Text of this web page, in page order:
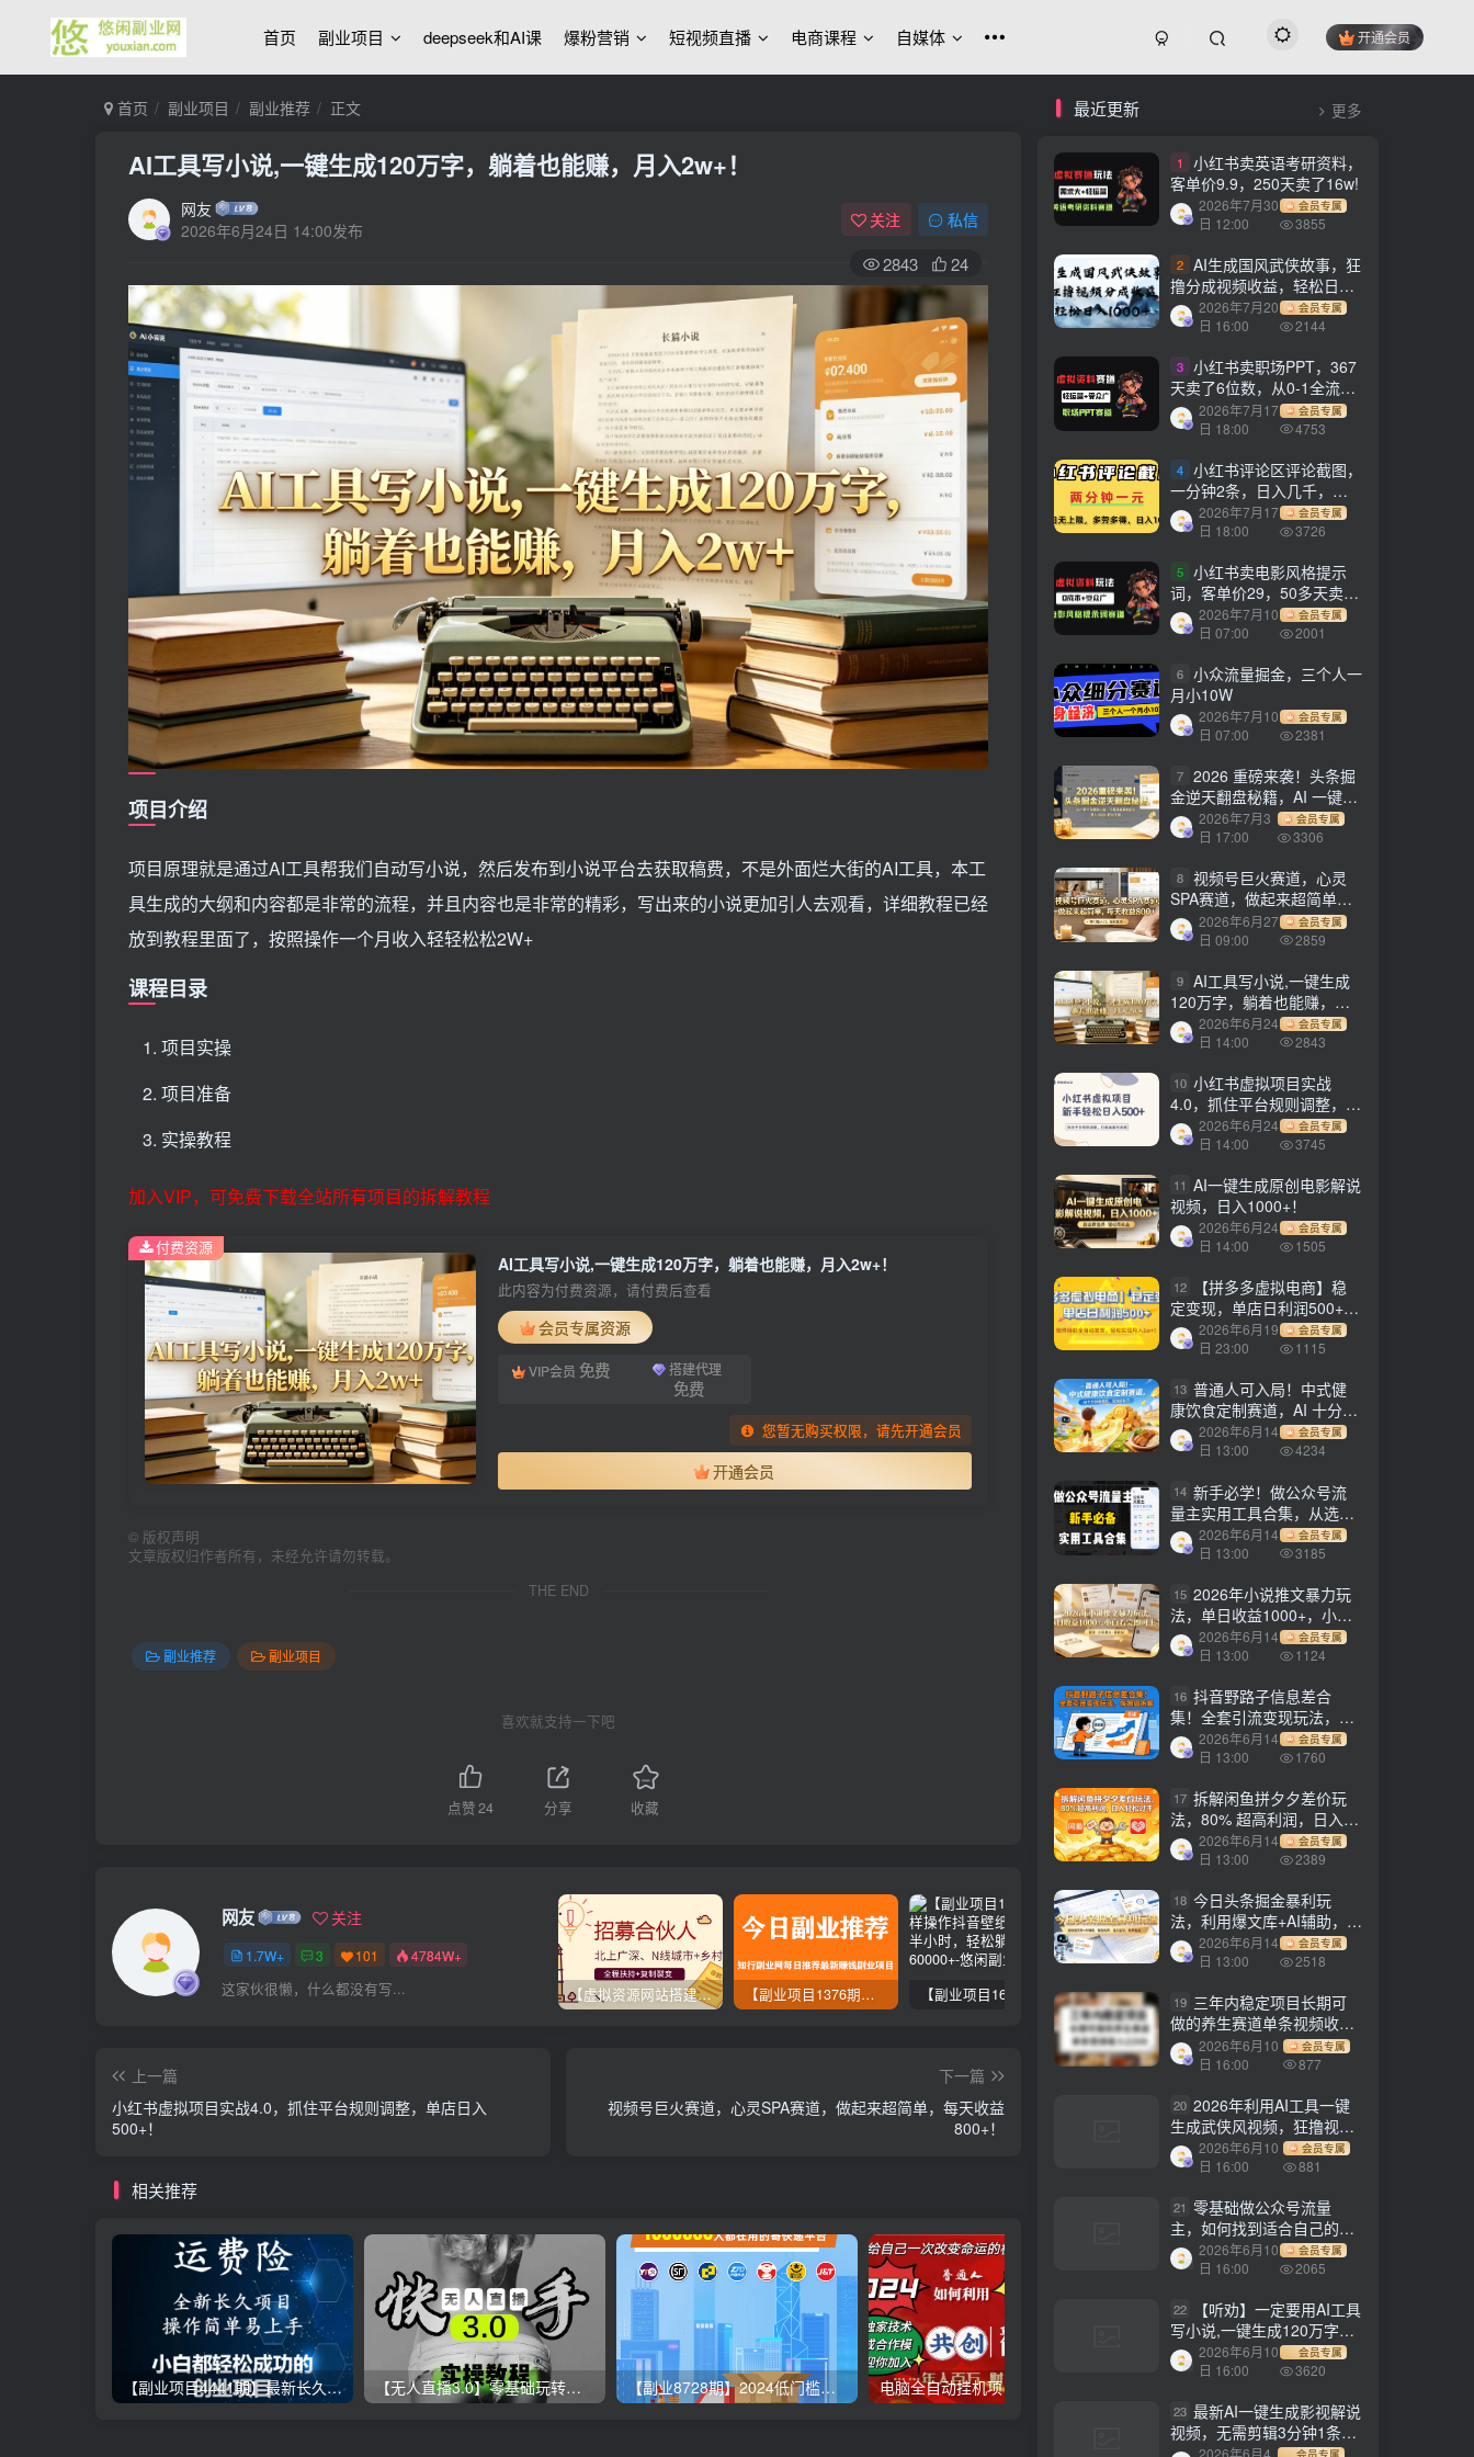
首页 副业项目 deepseek和AI课 爆粉营销 短视频直播 电商课程 自媒体 开通会员
首页 副业项目 副业推荐 正文
AI工具写小说,一键生成120万字，躺着也能赚，月入2w+！
网友
2026年6月24日 14:00发布
关注 私信
2843 24
项目介绍
项目原理就是通过AI工具帮我们自动写小说，然后发布到小说平台去获取稿费，不是外面烂大街的AI工具，本工
具生成的大纲和内容都是非常的流程，并且内容也是非常的精彩，写出来的小说更加引人去观看，详细教程已经
放到教程里面了，按照操作一个月收入轻轻松松2W+
课程目录
项目实操
项目准备
实操教程
加入VIP，可免费下载全站所有项目的拆解教程
AI工具写小说,一键生成120万字，躺着也能赚，月入2w+！
此内容为付费资源，请付费后查看
会员专属资源
VIP会员 免费 搭建代理
免费
您暂无购买权限，请先开通会员
开通会员
付费资源
© 版权声明
文章版权归作者所有，未经允许请勿转载。
THE END
副业推荐 副业项目
喜欢就支持一下吧
点赞24 分享 收藏
网友 关注
1.7W+ 3 101 4784W+
这家伙很懒，什么都没有写... 【虚拟资源网站搭建服务】加盟本站系统，做一个和本站一样的独立网站，躺赚的项目 【副业项目1376期】龟课最新闲鱼项目玩法实战教程_全新升级月收益几千到几万 【副业项目4441期】最新长久稳定暴利项目，运费险全新玩法，日赚1000（包含详细教程，全程指导）
上一篇
小红书虚拟项目实战4.0，抓住平台规则调整，单店日入
500+！
下一篇
视频号巨火赛道，心灵SPA赛道，做起来超简单，每天收益
800+！
相关推荐
【副业项目4441期】最新长久稳定暴利项目，运费险全新玩法，日赚1000（包含详细教程，全程指导） 【无人直播3.0】零基础玩转男粉快手无人直播日产1000+，稳狠猛，2023男粉落地项目实操教程 【副业8728期】2024低门槛副业风口快递CPS，月收入过万的项目
最近更新 更多
1
小红书卖英语考研资料，
客单价9.9，250天卖了16w!
2026年7月30
日 12:00
会员专属
3855
2 AI生成国风武侠故事，狂
撸分成视频收益，轻松日入
1000+【可多平台分发】！
2026年7月20
日 16:00
会员专属
2144
3 小红书卖职场PPT，367
天卖了6位数，从0-1全流程
讲解2026年7月17
日 18:00
会员专属
4753
4 小红书评论区评论截图，
一分钟2条，日入几千，多
劳多得!2026年7月17
日 18:00
会员专属
3726
5 小红书卖电影风格提示
词，客单价29，50多天卖了
790单，小白直接抄作业！
2026年7月10
日 07:00
会员专属
2001
6 小众流量掘金，三个人一
月小10W
2026年7月10
日 07:00
会员专属
2381
7 2026 重磅来袭！头条掘
金逆天翻盘秘籍，AI 一键打
造爆款内容，只需简单复制
粘贴，日入 1000 + 轻松实
2026年7月3
日 17:00
会员专属
3306
8 视频号巨火赛道，心灵
SPA赛道，做起来超简单，
每天收益800+！
2026年6月27
日 09:00
会员专属
2859
9 AI工具写小说,一键生成
120万字，躺着也能赚，月
入2w+！2026年6月24
日 14:00
会员专属
2843
10 小红书虚拟项目实战
4.0，抓住平台规则调整，单
店日入500+！
2026年6月24
日 14:00
会员专属
3745
11 AI一键生成原创电影解说
视频，日入1000+！
2026年6月24
日 14:00
会员专属
1505
12
【拼多多虚拟电商】稳
定变现，单店日利润500+，
软件挂机全自动发货，轻松
实现月入1w+！
2026年6月19
日 23:00
会员专属
1115
13 普通人可入局！中式健
康饮食定制赛道，AI 十分钟
做爆款，变现超给力
2026年6月14
日 13:00
会员专属
4234
14 新手必学！做公众号流
量主实用工具合集，从选题
到变现，一篇搞定（新手必
备）
2026年6月14
日 13:00
会员专属
3185
15 2026年小说推文暴力玩
法，单日收益1000+，小白
看完即可上手
2026年6月14
日 13:00
会员专属
1124
16 抖音野路子信息差合
集！全套引流变现玩法，保
姆级拆解
2026年6月14
日 13:00
会员专属
1760
17 拆解闲鱼拼夕夕差价玩
法，80% 超高利润，日入轻
松过千2026年6月14
日 13:00
会员专属
2389
18 今日头条掘金暴利玩
法，利用爆文库+AI辅助，轻
松矩阵、当天起号，简单粗
暴，日入1000+
2026年6月14
日 13:00
会员专属
2518
19 三年内稳定项目长期可
做的养生赛道单条视频收入
22002026年6月10
日 16:00
会员专属
877
20 2026年利用AI工具一键
生成武侠风视频，狂撸视频
号分成计划收益，原创度
高，画面好看，轻松日入
2026年6月10
日 16:00
会员专属
881
21 零基础做公众号流量
主，如何找到适合自己的赛
道
2026年6月10
日 16:00
会员专属
2065
22
【听劝】一定要用AI工具
写小说,一键生成120万字，
躺着也能赚，月入2w+
2026年6月10
日 16:00
会员专属
3620
23 最新AI一键生成影视解说
视频，无需剪辑3分钟1条，